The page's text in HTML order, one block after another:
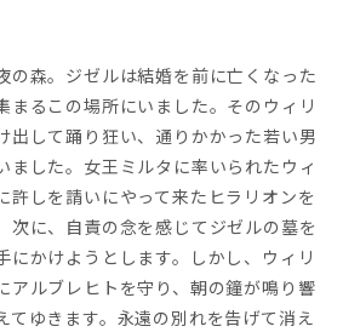
の森。ジゼルは結婚を前に亡くなった
まるこの場所にいました。そのウィリ
出して踊り狂い、通りかかった若い男
ました。女王ミルタに率いられたウィ
許しを請いにやって来たヒラリオンを
次に、自責の念を感じてジゼルの墓を
にかけようとします。しかし、ウィリ
アルブレヒトを守り、朝の鐘が鳴り響
てゆきます。永遠の別れを告げて消え